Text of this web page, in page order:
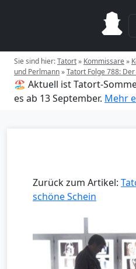
Sie sind hier:Tatort» Kommissare»
und Perlmann»Tatort Folge 788:
🏖️ Aktuell ist Tatort-
es ab 13 September. Mehr
Zurück zum Artikel:
schöne Schein